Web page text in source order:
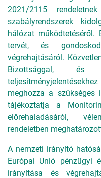
2021/2115
szabályrendszerek
hálózat működtetéséről.
tervét, és
végrehajtásáról.
Bizottsággal,
meghozza a szükséges
tájékoztatja a
előrehaladásáról,
rendeletben
A nemzeti irányító
Európai Unió pénzügyi
irányítása és